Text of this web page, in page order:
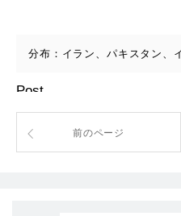
分布：イラン、パキスタン、
Post
前のページ